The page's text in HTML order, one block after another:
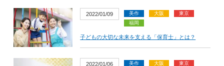
2022/01/09 美作 大阪
東京
福岡
子どもの大切な未来を支える「保育士」とは？
2022/01/06 美作 大阪
東京